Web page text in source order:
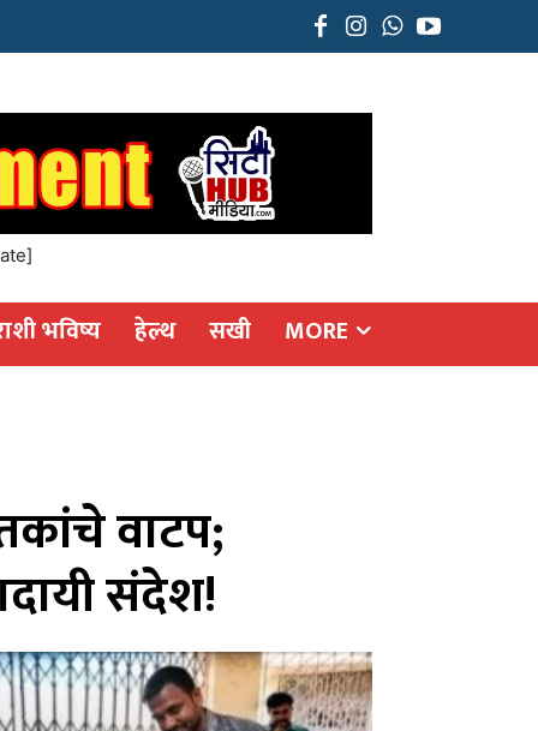
भविष्य हेल्थ सखी MORE
वाटप;
संदेश!